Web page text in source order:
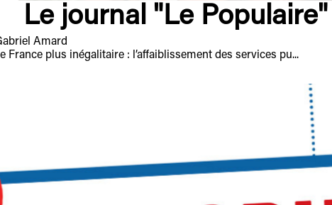
Le journal "Le Populaire"
Amard
plus inégalitaire : l’affaiblissement des services pu...